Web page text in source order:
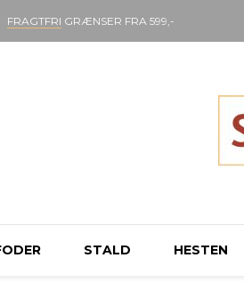
FRAGTFRI GRÆNSER FRA 599,-
STALD HESTEN